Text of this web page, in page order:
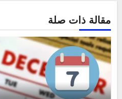
مقالة ذات صلة